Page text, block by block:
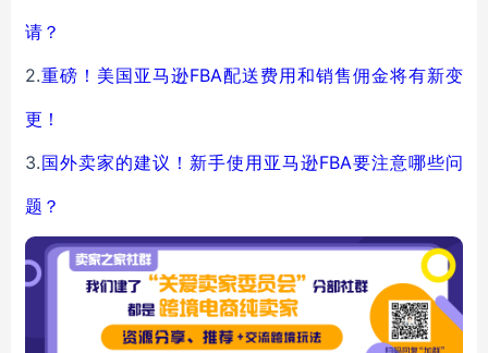
请？
2.重磅！美国亚马逊FBA配送费用和销售佣金将有新变
更！
3.国外卖家的建议！新手使用亚马逊FBA要注意哪些问
题？